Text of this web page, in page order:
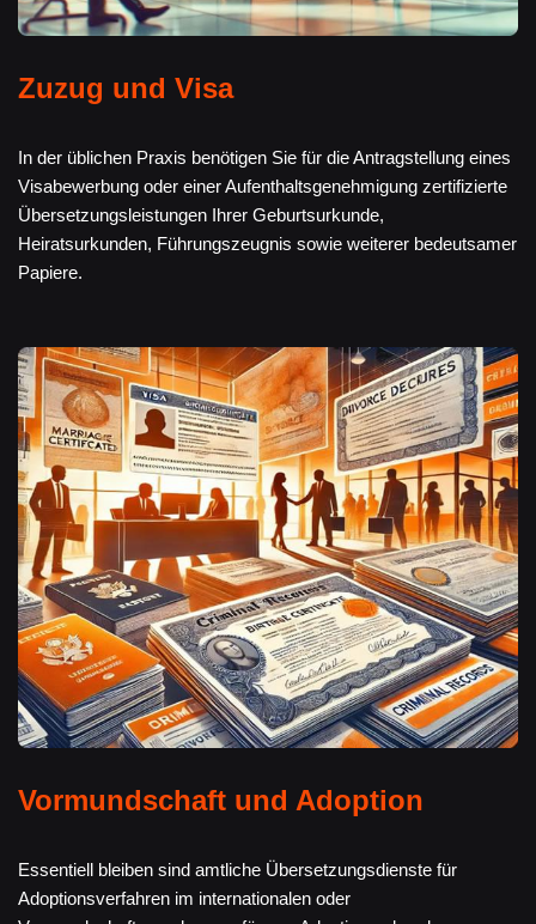
Zuzug und Visa
In der üblichen Praxis benötigen Sie für die Antragstellung eines
Visabewerbung oder einer Aufenthaltsgenehmigung zertifizierte
Übersetzungsleistungen Ihrer Geburtsurkunde,
Heiratsurkunden, Führungszeugnis sowie weiterer bedeutsamer
Papiere.
Vormundschaft und Adoption
Essentiell bleiben sind amtliche Übersetzungsdienste für
Adoptionsverfahren im internationalen oder